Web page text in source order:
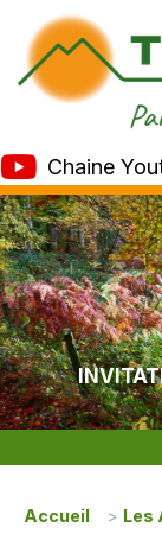
Chaine
Accueil > Les